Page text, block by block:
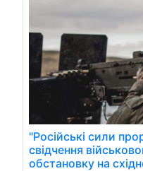
"Російські сили
свідчення
обстановку на